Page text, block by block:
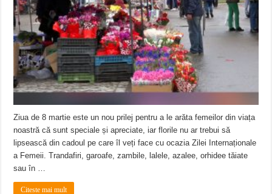
Ziua de 8 martie este un nou prilej pentru a le arăta femeilor din viața
noastră că sunt speciale și apreciate, iar florile nu ar trebui să
lipsească din cadoul pe care îl veți face cu ocazia Zilei Internaționale
a Femeii. Trandafiri, garoafe, zambile, lalele, azalee, orhidee tăiate
sau în …
Citeste mai mult